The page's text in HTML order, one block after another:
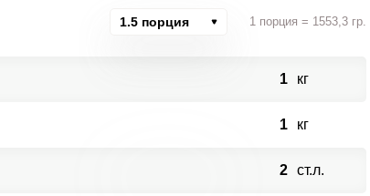
1.5 порция 1 порция = 1553,3 гр.
1 кг
1 кг
2 ст.л.